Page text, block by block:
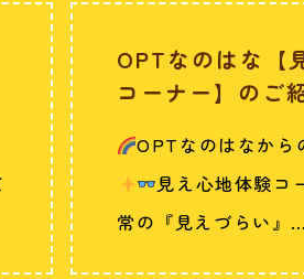
OPTなのはな【
コーナー】のご
OPTなのはなから
見え心地体験コ
常の『見えづらい』…